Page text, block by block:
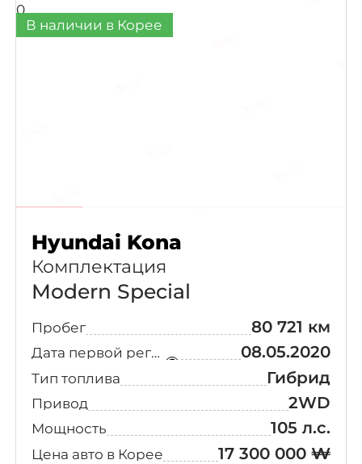
В наличии в Корее
Hyundai Kona
Комплектация
Modern Special
Пробег 80 721 км
Дата первой регистрации 08.05.2020
Тип топлива Гибрид
Привод 2WD
Мощность 105 л.с.
Цена авто в Корее 17 300 000 ₩